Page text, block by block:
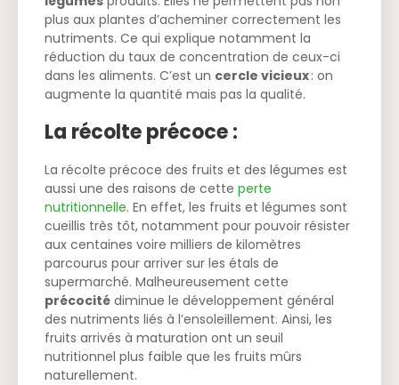
plus aux plantes d’acheminer correctement les
nutriments. Ce qui explique notamment la
réduction du taux de concentration de ceux-ci
dans les aliments. C’est un cercle vicieux: on
augmente la quantité mais pas la qualité.
La récolte précoce :
La récolte précoce des fruits et des légumes est
aussi une des raisons de cette perte
nutritionnelle. En effet, les fruits et légumes sont
cueillis très tôt, notamment pour pouvoir résister
aux centaines voire milliers de kilomètres
parcourus pour arriver sur les étals de
supermarché. Malheureusement cette
précocité diminue le développement général
des nutriments liés à l’ensoleillement. Ainsi, les
fruits arrivés à maturation ont un seuil
nutritionnel plus faible que les fruits mûrs
naturellement.